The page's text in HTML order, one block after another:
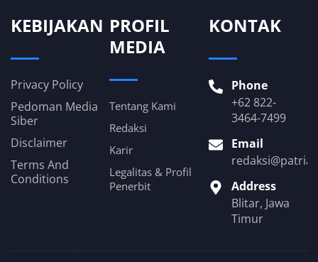
KEBIJAKAN
Privacy Policy
Pedoman Media
Siber
Disclaimer
Terms And
Conditions
PROFIL
MEDIA
Tentang Kami
Redaksi
Karir
Legalitas & Profil
Penerbit
KONTAK
Phone
+62 822-
3464-7499
Email
Address
Blitar, Jawa
Timur